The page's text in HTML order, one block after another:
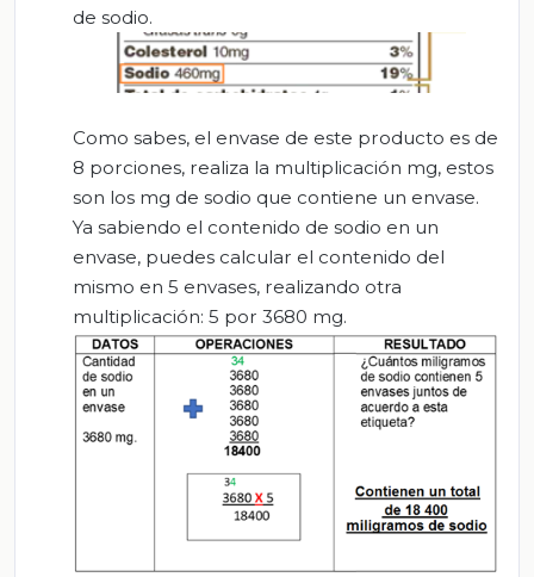
de sodio.
Como sabes, el envase de este producto es de
8 porciones, realiza la multiplicación mg, estos
son los mg de sodio que contiene un envase.
Ya sabiendo el contenido de sodio en un
envase, puedes calcular el contenido del
mismo en 5 envases, realizando otra
multiplicación: 5 por 3680 mg.